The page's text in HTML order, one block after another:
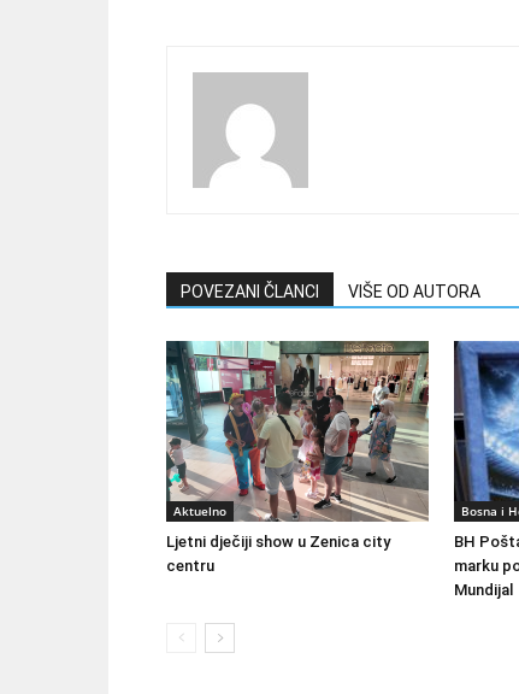
POVEZANI ČLANCI VIŠE OD AUTORA
Aktuelno
Ljetni dječiji show u Zenica city
centru
Bosna i
BH
marku
Mundijal